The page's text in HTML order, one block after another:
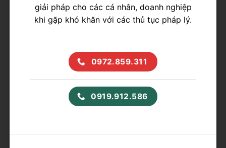
giải pháp cho các cá nhân, doanh nghiệp
khi gặp khó khăn với các thủ tục pháp lý.
0972.859.311
0919.912.586